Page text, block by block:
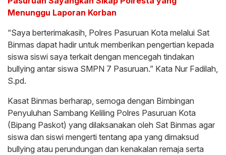
Menunggu Laporan Korban
“Saya berterimakasih, Polres Pasuruan Kota melalui Sat
Binmas dapat hadir untuk memberikan pengertian kepada
siswa siswi saya terkait dengan mencegah tindakan
bullying antar siswa SMPN 7 Pasuruan.” Kata Nur Fadilah,
S.pd.
Kasat Binmas berharap, semoga dengan Bimbingan
Penyuluhan Sambang Keliling Polres Pasuruan Kota
(Bipang Paskot) yang dilaksanakan oleh Sat Binmas agar
siswa dan siswi mengerti tentang apa yang dimaksud
bullying atau perundungan dan kenakalan remaja serta